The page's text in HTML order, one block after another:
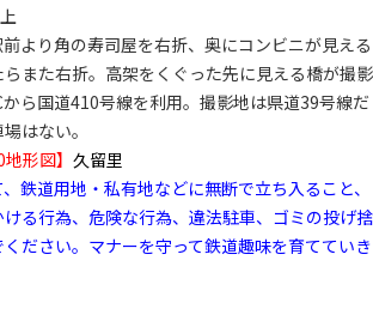
より角の寿司屋を右折、奥にコンビニが見える
また右折。高架をくぐった先に見える橋が撮影
ら国道410号線を利用。撮影地は県道39号線だ
はない。
形図】 久留里
、鉄道用地・私有地などに無断で立ち入ること、
る行為、危険な行為、違法駐車、ゴミの投げ捨
ださい。マナーを守って鉄道趣味を育てていき